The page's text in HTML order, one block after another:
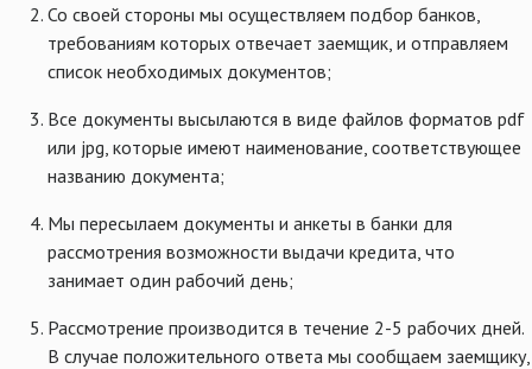
Со своей стороны мы осуществляем подбор банков,
требованиям которых отвечает заемщик, и отправляем
список необходимых документов;
Все документы высылаются в виде файлов форматов pdf
или jpg, которые имеют наименование, соответствующее
названию документа;
Мы пересылаем документы и анкеты в банки для
рассмотрения возможности выдачи кредита, что
занимает один рабочий день;
Рассмотрение производится в течение 2-5 рабочих дней.
В случае положительного ответа мы сообщаем заемщику,